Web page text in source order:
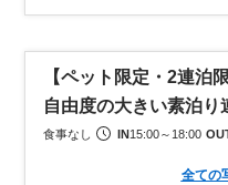
【ペット限定・2連泊
自由度の大きい素泊り
食事なし IN15:00～ 18:00
全ての